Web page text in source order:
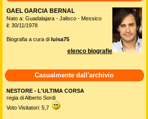
GAEL GARCIA BERNAL
Nato a: Guadalajara - Jalisco - Messico
il: 30/11/1978
Biografia a cura di luisa75
elenco biografie
Casualmente dall'archivio
NESTORE - L'ULTIMA CORSA
regia di Alberto Sordi
Voto Visitatori: 5,7